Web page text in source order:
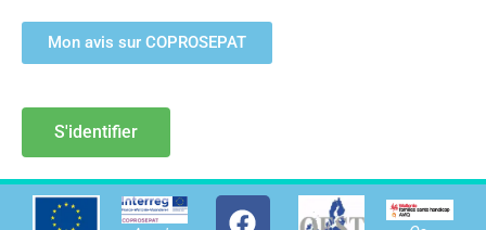
Mon avis sur COPROSEPAT
S'identifier